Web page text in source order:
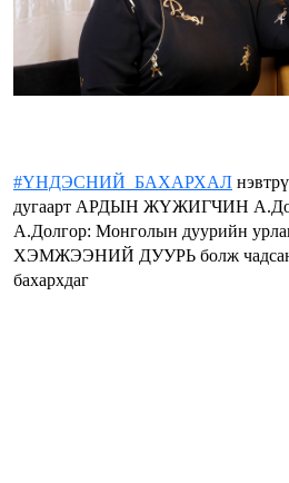
#ҮНДЭСНИЙ_БАХАРХАЛ
дугаарт АРДЫН ЖҮЖИГЧИН
А.Долгор: Монголын дуурийн
ХЭМЖЭЭНИЙ ДУУРЬ болж
бахархдаг